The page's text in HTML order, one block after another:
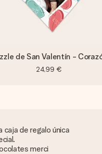
de San Valentín -
24,99 €
caja de regalo única
merci